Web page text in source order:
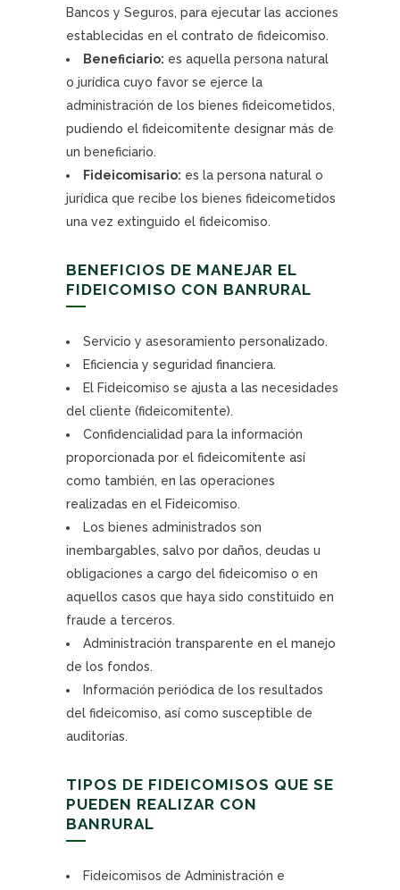
Bancos y Seguros, para ejecutar las acciones
establecidas en el contrato de fideicomiso.
Beneficiario: es aquella persona natural
o jurídica cuyo favor se ejerce la
administración de los bienes fideicometidos,
pudiendo el fideicomitente designar más de
un beneficiario.
Fideicomisario: es la persona natural o
jurídica que recibe los bienes fideicometidos
una vez extinguido el fideicomiso.
BENEFICIOS DE MANEJAR EL
FIDEICOMISO CON BANRURAL
Servicio y asesoramiento personalizado.
Eficiencia y seguridad financiera.
El Fideicomiso se ajusta a las necesidades
del cliente (fideicomitente).
Confidencialidad para la información
proporcionada por el fideicomitente así
como también, en las operaciones
realizadas en el Fideicomiso.
Los bienes administrados son
inembargables, salvo por daños, deudas u
obligaciones a cargo del fideicomiso o en
aquellos casos que haya sido constituido en
fraude a terceros.
Administración transparente en el manejo
de los fondos.
Información periódica de los resultados
del fideicomiso, así como susceptible de
auditorías.
TIPOS DE FIDEICOMISOS QUE SE
PUEDEN REALIZAR CON
BANRURAL
Fideicomisos de Administración e